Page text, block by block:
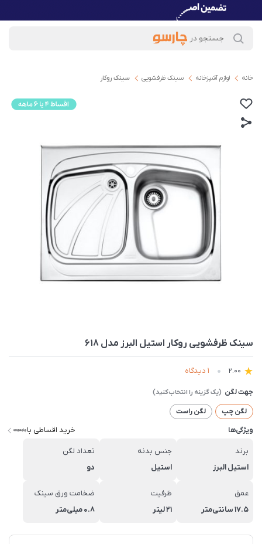
خانه لوازم آشپزخانه سینک ظرفشویی سینک روکار
سينک ظرفشویی روکار استیل البرز مدل 618
2.00 1 دیدگاه
جهت لگن
لگن چپ
لگن راست
ویژگی‌ها
خرید اقساطی با
برند
استیل البرز
جنس بدنه
استیل
تعداد لگن
دو
عمق
17.5 سانتی‌متر
ظرفیت
21 لیتر
ضخامت ورق سینک
0.8 میلی‌متر